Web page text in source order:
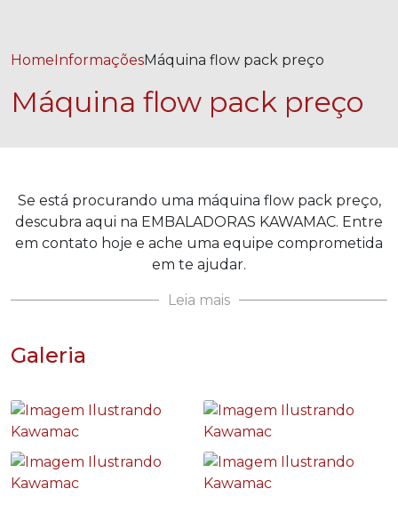
HomeInformaçõesMáquina flow pack preço
Máquina flow pack preço
Se está procurando uma máquina flow pack preço,
descubra aqui na EMBALADORAS KAWAMAC. Entre
em contato hoje e ache uma equipe comprometida
em te ajudar.
Leia mais
Galeria